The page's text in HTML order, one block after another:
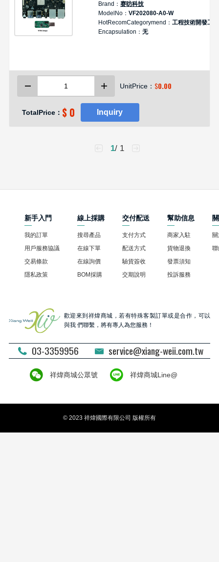
Brand： 赛昉科技
ModelNo： VF202080-A0-W
HotRecomCategorymend： 工程技術開發工具
Encapsulation： 无
UnitPrice： $0.00
TotalPrice： $ 0 Inquiry
1/ 1
新手入門
我的訂單
用戶服務協議
交易條款
隱私政策
線上採購
搜尋產品
在線下單
在線詢價
BOM採購
交付配送
支付方式
配送方式
驗貨簽收
交期說明
幫助信息
商家入駐
貨物退換
發票須知
投訴服務
歡迎來到祥煒商城，若有特殊客製訂單或是合作，可以
與我 們聯繫，將有專人為您服務！
03-3359956 service@xiang-weii.com.tw
祥煒商城公眾號 祥煒商城Line@
© 2023 祥煒國際有限公司 版權所有